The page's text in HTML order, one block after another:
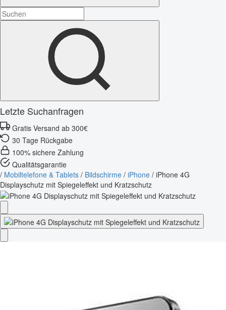
Letzte Suchanfragen
Gratis Versand ab 300€
30 Tage Rückgabe
100% sichere Zahlung
Qualitätsgarantie
/ Mobiltelefone & Tablets / Bildschirme / iPhone / iPhone 4G
Displayschutz mit Spiegeleffekt und Kratzschutz